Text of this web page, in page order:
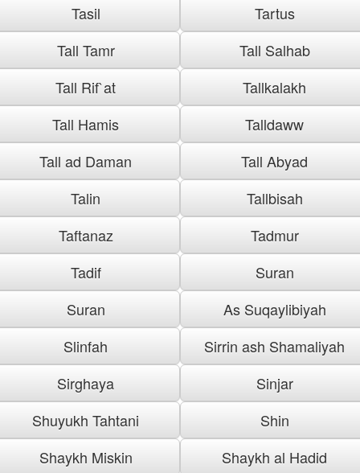
Tasil
Tartus
Tall Tamr
Tall Salhab
Tall Rif`at
Tallkalakh
Tall Hamis
Talldaww
Tall ad Daman
Tall Abyad
Talin
Tallbisah
Taftanaz
Tadmur
Tadif
Suran
Suran
As Suqaylibiyah
Slinfah
Sirrin ash Shamaliyah
Sirghaya
Sinjar
Shuyukh Tahtani
Shin
Shaykh Miskin
Shaykh al Hadid